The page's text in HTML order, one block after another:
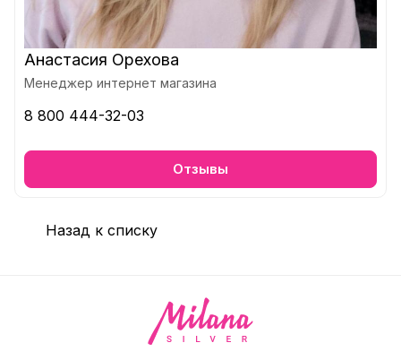
Анастасия Орехова
Менеджер интернет магазина
8 800 444-32-03
Отзывы
Назад к списку